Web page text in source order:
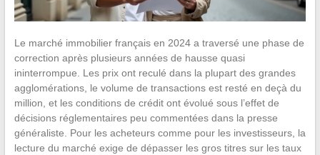
Le marché immobilier français en 2024 a traversé une phase de
correction après plusieurs années de hausse quasi
ininterrompue. Les prix ont reculé dans la plupart des grandes
agglomérations, le volume de transactions est resté en deçà du
million, et les conditions de crédit ont évolué sous l’effet de
décisions réglementaires peu commentées dans la presse
généraliste. Pour les acheteurs comme pour les investisseurs, la
lecture du marché exige de dépasser les gros titres sur les taux